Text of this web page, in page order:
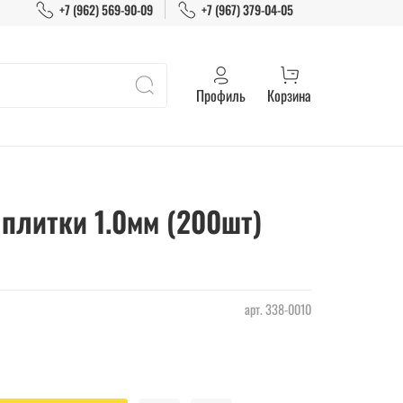
+7 (962) 569-90-09 +7 (967) 379-04-05
Профиль Корзина
арт.338-0010
1.0мм (200шт)